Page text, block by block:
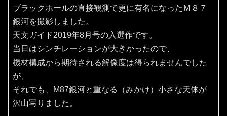
ブラックホールの直接観測で更に有名になったＭ８７
銀河を撮影しました。
天文ガイド2019年8月号の入選作です。
当日はシンチレーションが大きかったので、
機材構成から期待される解像度は得られませんでした
が、
それでも、M87銀河と重なる（みかけ）小さな天体が
沢山写りました。